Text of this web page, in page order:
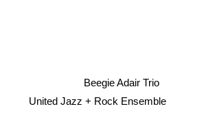
United Jazz + Rock Ensemble
Beegie Adair Trio